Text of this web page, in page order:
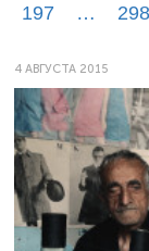
197 … 298
4 АВГУСТА 2015